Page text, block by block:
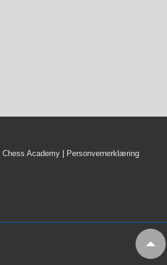
Chess Academy
Personvernerklæring